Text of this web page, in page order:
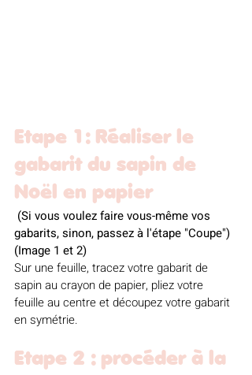
Etape 1: Réaliser le
gabarit du sapin de
Noël en papier
gabarits, sinon, passez à l'étape "Coupe")
(Image 1 et 2)
Sur une feuille, tracez votre gabarit de
sapin au crayon de papier, pliez votre
feuille au centre et découpez votre gabarit
en symétrie.
Etape 2 : procéder à la